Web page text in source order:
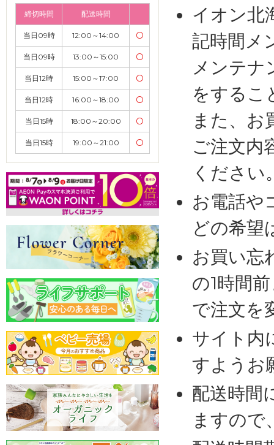
締切時間 配送時間
当日09時 12:00～14:00 〇
当日09時 13:00～15:00 〇
当日12時 15:00～17:00 〇
当日12時 16:00～18:00 〇
当日15時 18:00～20:00 〇
当日15時 19:00～21:00 〇
イオン北
記時間メ
メンテナ
をするこ
また、お
ご注文内
ください
お電話や
どの希望
お買い忘
の1時間
で注文を
サイト内
すようお
配送時間
ますので